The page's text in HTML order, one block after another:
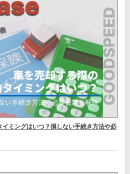
ミングはいつ？損しない手続き方法や必